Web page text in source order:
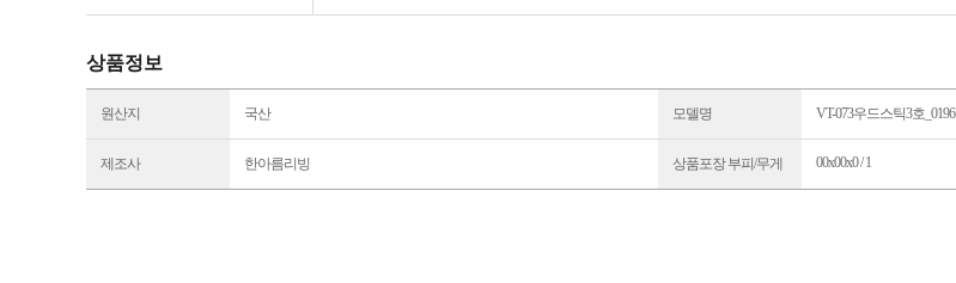
상품정보
원산지 국산 모델명 VT-073우드스틱3호_0196
제조사 한아름리빙 상품포장 부피/무게 00x00x0 / 1